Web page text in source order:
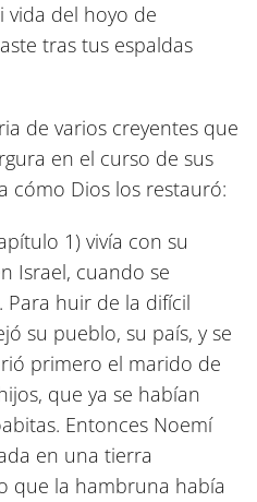
vida del hoyo de
tras tus espaldas
de varios creyentes que
en el curso de sus
cómo Dios los restauró:
1) vivía con su
Israel, cuando se
huir de la difícil
su pueblo, su país, y se
primero el marido de
que ya se habían
Entonces Noemí
en una tierra
que la hambruna había